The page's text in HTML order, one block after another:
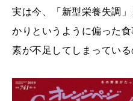
実は今、「新型栄養失調
かりというように偏った
素が不足してしまってい